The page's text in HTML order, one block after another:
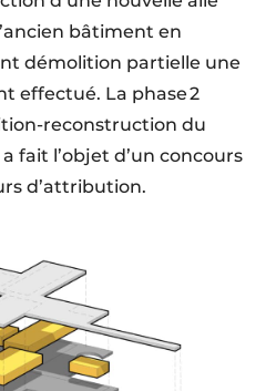
bâtiment en
démolition partielle une
effectué. La phase 2
reconstruction du
fait l’objet d’un concours
d’attribution.